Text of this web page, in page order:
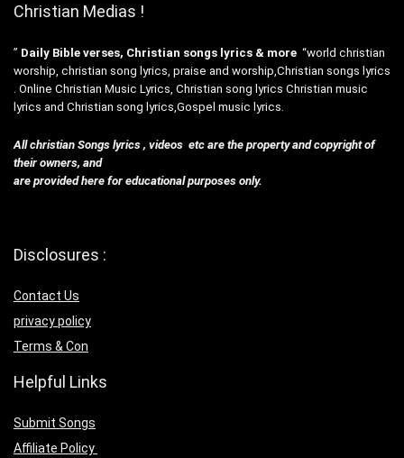
Christian Medias !
” Daily Bible verses, Christian songs lyrics & more “world christian
worship, christian song lyrics, praise and worship,Christian songs lyrics
. Online Christian Music Lyrics, Christian song lyrics Christian music
lyrics and Christian song lyrics,Gospel music lyrics.
All christian Songs lyrics , videos etc are the property and copyright of
their owners, and
are provided here for educational purposes only.
Disclosures :
Contact Us
privacy policy
Terms & Con
Helpful Links
Submit Songs
Affiliate Policy